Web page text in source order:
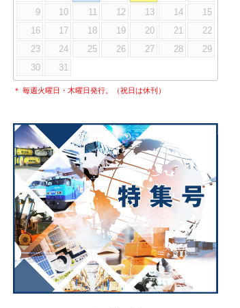
9
10 11 12 13 14
15
16
17 18 19 20 21
22
23
24 25 26 27 28
29
30
31
＊ 毎週火曜日・木曜日発行。（祝日は休刊）